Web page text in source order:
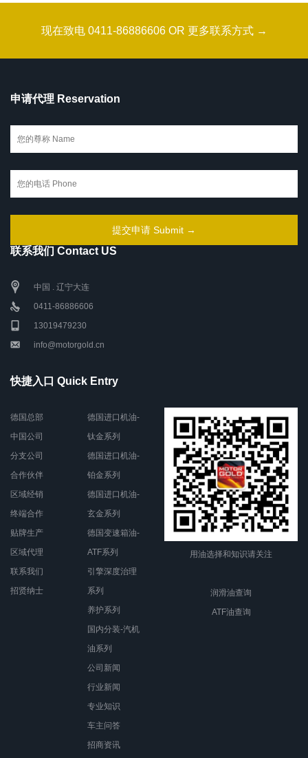
现在致电 0411-86886606 OR 更多联系方式 →
申请代理 Reservation
联系我们 Contact US
中国 . 辽宁大连
0411-86886606
13019479230
info@motorgold.cn
快捷入口 Quick Entry
德国总部
中国公司
分支公司
合作伙伴
区域经销
终端合作
贴牌生产
区域代理
联系我们
招贤纳士
德国进口机油-
钛金系列
德国进口机油-
铂金系列
德国进口机油-
玄金系列
德国变速箱油-
ATF系列
引擎深度治理
系列
养护系列
国内分装-汽机
油系列
公司新闻
行业新闻
专业知识
车主问答
招商资讯
用油选择和知识请关注
润滑油查询
ATF油查询